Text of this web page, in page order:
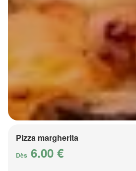
Pizza margherita
Dès 6.00 €